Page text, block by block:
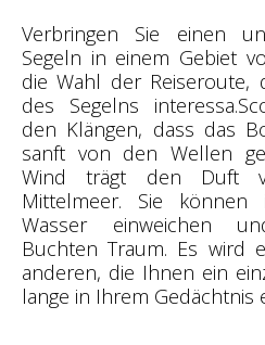
Verbringen Sie einen
Segeln in einem Gebiet
die Wahl der Reiseroute,
des Segelns
den Klängen, dass das
sanft von den Wellen
Wind trägt den Duft
Mittelmeer. Sie
Wasser einweichen
Buchten Traum. Es wird
anderen, die Ihnen ein
lange in Ihrem Gedächtnis